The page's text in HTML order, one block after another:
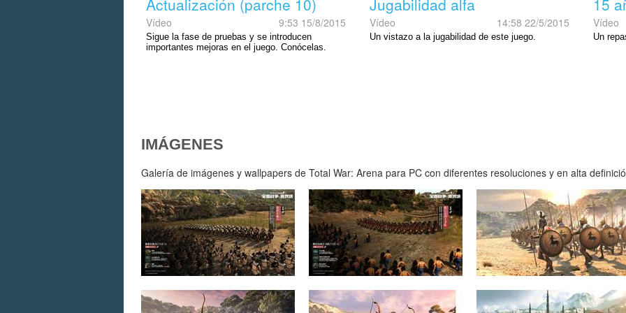
Actualización (parche 10)
Vídeo 9:53 15/8/2015
Sigue la fase de pruebas y se introducen
importantes mejoras en el juego. Conócelas.
Jugabilidad alfa
Vídeo 14:58 22/5/2015
Un vistazo a la jugabilidad de este juego.
15
Vídeo
Un
IMÁGENES
Galería de imágenes y wallpapers de Total War: Arena para PC con diferentes resoluciones y en alta